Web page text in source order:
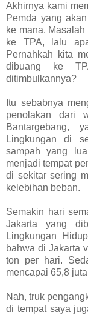
Akhirnya kami
Pemda yang
ke mana.
ke TPA, lalu
Pernahkah kita
dibuang ke
ditimbulkannya?
Itu sebabnya
penolakan dari
Bantargebang,
Lingkungan di
sampah yang
menjadi tempat
di sekitar sering
kelebihan beban.
Semakin hari
Jakarta yang
Lingkungan
bahwa di Jakarta
ton per hari.
mencapai 65,8
Nah, truk
di tempat saya